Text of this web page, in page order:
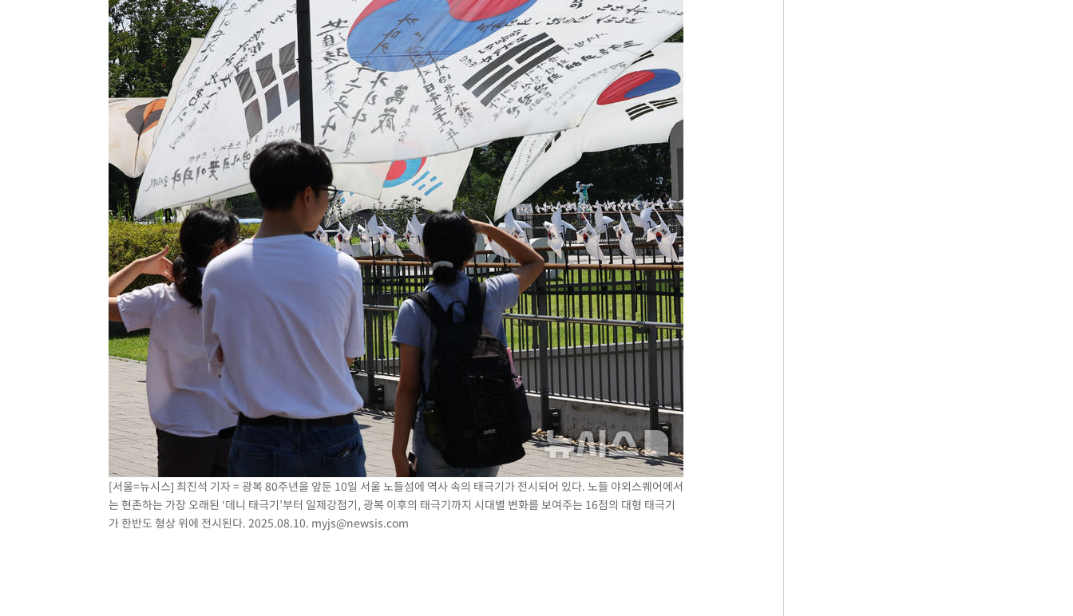
[서울=뉴시스] 최진석 기자 = 광복 80주년을 앞둔 10일 서울 노들섬에 역사 속의 태극기가 전시되어 있다. 노들 야외스퀘어에서
는 현존하는 가장 오래된 ‘데니 태극기’부터 일제강점기, 광복 이후의 태극기까지 시대별 변화를 보여주는 16점의 대형 태극기
가 한반도 형상 위에 전시된다. 2025.08.10. myjs@newsis.com